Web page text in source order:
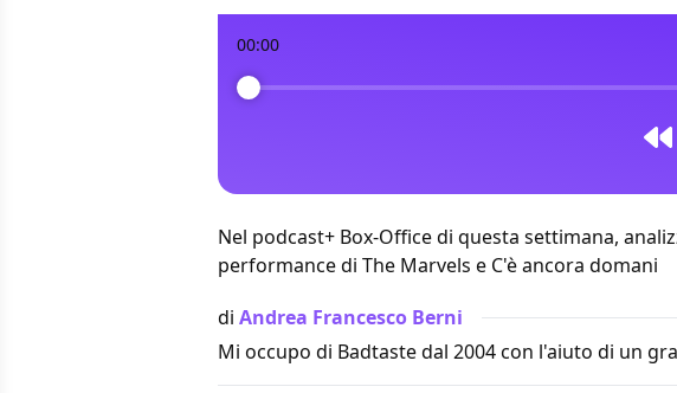
00:00
Nel podcast+ Box-Office di questa settimana,
performance di The Marvels e C'è ancora domani
di Andrea Francesco Berni
Mi occupo di Badtaste dal 2004 con l'aiuto di un